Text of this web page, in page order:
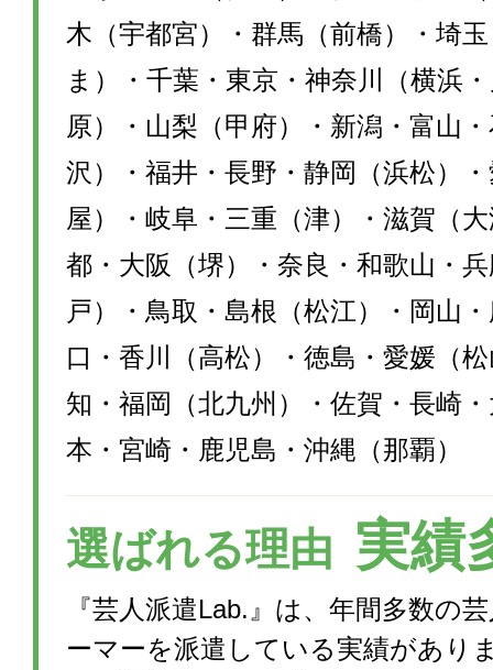
木（宇都宮）・群馬（前橋）・埼
ま）・千葉・東京・神奈川（横浜
原）・山梨（甲府）・新潟・富山
沢）・福井・長野・静岡（浜松）
屋）・岐阜・三重（津）・滋賀（
都・大阪（堺）・奈良・和歌山・
戸）・鳥取・島根（松江）・岡山
口・香川（高松）・徳島・愛媛（
知・福岡（北九州）・佐賀・長崎
本・宮崎・鹿児島・沖縄（那覇）
選ばれる理由 実績
『芸人派遣Lab.』は、年間多数の
ーマーを派遣している実績があり